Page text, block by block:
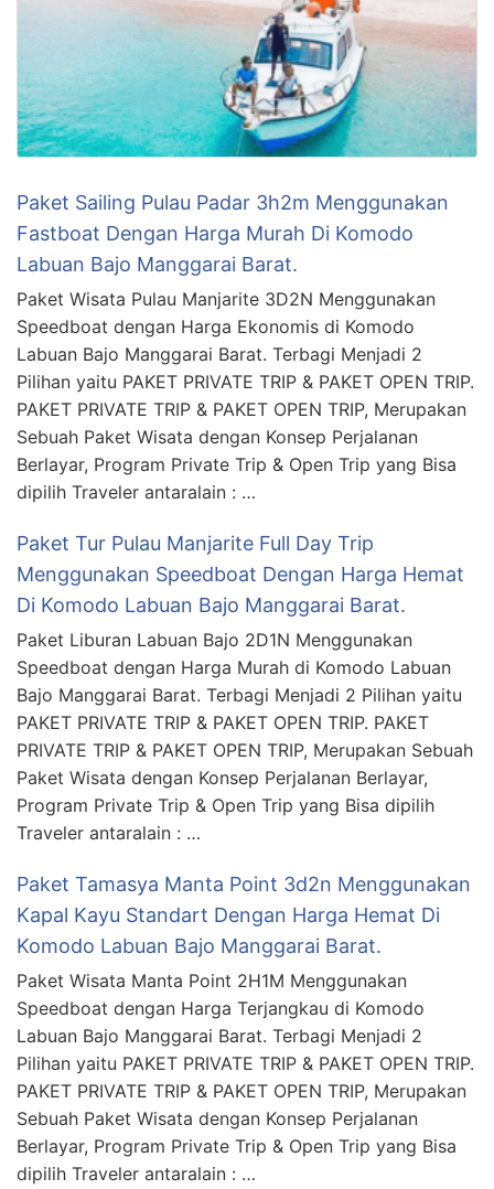
Paket Sailing Pulau Padar 3h2m Menggunakan
Fastboat Dengan Harga Murah Di Komodo
Labuan Bajo Manggarai Barat.
Paket Wisata Pulau Manjarite 3D2N Menggunakan
Speedboat dengan Harga Ekonomis di Komodo
Labuan Bajo Manggarai Barat. Terbagi Menjadi 2
Pilihan yaitu PAKET PRIVATE TRIP & PAKET OPEN TRIP.
PAKET PRIVATE TRIP & PAKET OPEN TRIP, Merupakan
Sebuah Paket Wisata dengan Konsep Perjalanan
Berlayar, Program Private Trip & Open Trip yang Bisa
dipilih Traveler antaralain : …
Paket Tur Pulau Manjarite Full Day Trip
Menggunakan Speedboat Dengan Harga Hemat
Di Komodo Labuan Bajo Manggarai Barat.
Paket Liburan Labuan Bajo 2D1N Menggunakan
Speedboat dengan Harga Murah di Komodo Labuan
Bajo Manggarai Barat. Terbagi Menjadi 2 Pilihan yaitu
PAKET PRIVATE TRIP & PAKET OPEN TRIP. PAKET
PRIVATE TRIP & PAKET OPEN TRIP, Merupakan Sebuah
Paket Wisata dengan Konsep Perjalanan Berlayar,
Program Private Trip & Open Trip yang Bisa dipilih
Traveler antaralain : …
Paket Tamasya Manta Point 3d2n Menggunakan
Kapal Kayu Standart Dengan Harga Hemat Di
Komodo Labuan Bajo Manggarai Barat.
Paket Wisata Manta Point 2H1M Menggunakan
Speedboat dengan Harga Terjangkau di Komodo
Labuan Bajo Manggarai Barat. Terbagi Menjadi 2
Pilihan yaitu PAKET PRIVATE TRIP & PAKET OPEN TRIP.
PAKET PRIVATE TRIP & PAKET OPEN TRIP, Merupakan
Sebuah Paket Wisata dengan Konsep Perjalanan
Berlayar, Program Private Trip & Open Trip yang Bisa
dipilih Traveler antaralain : …